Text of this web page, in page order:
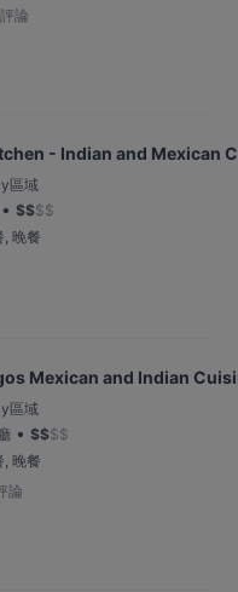
評論
- Indian and Mexican
區域
• $$$$
, 晚餐
Mexican and Indian
區域
• $$$$
, 晚餐
論